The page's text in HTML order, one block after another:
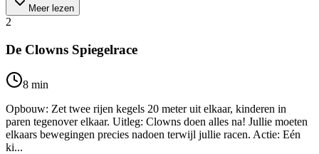
Meer lezen
2
De Clowns Spiegelrace
8 min
Opbouw: Zet twee rijen kegels 20 meter uit elkaar, kinderen in
paren tegenover elkaar. Uitleg: Clowns doen alles na! Jullie moeten
elkaars bewegingen precies nadoen terwijl jullie racen. Actie: Eén
ki...